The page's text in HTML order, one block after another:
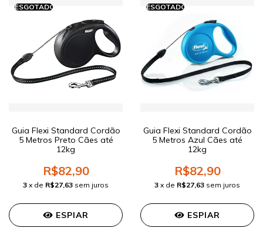
ESGOTADO
Guia Flexi Standard Cordão
5 Metros Preto Cães até
12kg
R$82,90
3 x de R$27,63 sem juros
ESPIAR
ESGOTADO
Guia Flexi Standard Cordão
5 Metros Azul Cães até
12kg
R$82,90
3 x de R$27,63 sem juros
ESPIAR